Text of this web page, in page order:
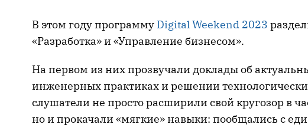
В этом году программу Digital Weekend 2023
«Разработка» и «Управление бизнесом».
На первом из них прозвучали доклады об
инженерных практиках и решении
слушатели не просто расширили свой кругозор в
но и прокачали «мягкие» навыки: пообщались с